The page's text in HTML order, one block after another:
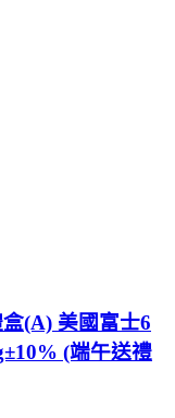
(A) 美國富士6
(端午送禮